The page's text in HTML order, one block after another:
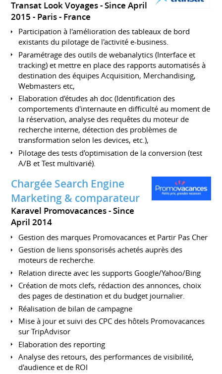
Transat Look Voyages
Since April
2015 Paris France
Participation à l'amélioration des tableaux de bord
existants du pilotage de l'activité e-business.
Paramétrage des outils de webanalytics (Interface et
tracking) et mettre en place des rapports automatisés à
destination des équipes Acquisition, Merchandising,
Webmasters etc,
Elaboration d'études ah doc (Identification des
comportements d'internaute en difficulté au moment de
la réservation, analyse des requêtes du moteur de
recherche interne, détection des problèmes de
transformation selon les devices, etc.),
Pilotage des tests d'optimisation de la conversion (test
A/B et Test multivarié).
Chargée Search Engine
Marketing & comparateur
Karavel Promovacances
Since
April 2014
Gestion des marques Promovacances et Partir Pas Cher
Gestion de liens sponsorisés achetés auprès des
moteurs de recherche.
Relation directe avec les supports Google/Yahoo/Bing
Création de mots clefs, rédaction des annonces, choix
des pages de destination et du budget journalier.
Réalisation de bilan de campagne
Mise à jour et suivi des CPC des hôtels Promovacances
sur TripAdvisor
Elaboration des reporting
Analyse des retours, des performances de visibilité,
d'audience et de ROI